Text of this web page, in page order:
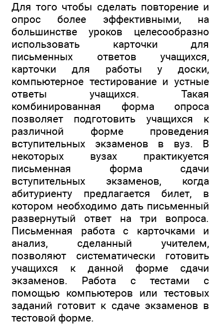
Для того чтобы сделать повторение и
опрос более эффективными, на
большинстве уроков целесообразно
использовать карточки для
письменных ответов учащихся,
карточки для работы у доски,
компьютерное тестирование и устные
ответы учащихся. Такая
комбинированная форма опроса
позволяет подготовить учащихся к
различной форме проведения
вступительных экзаменов в вуз. В
некоторых вузах практикуется
письменная форма сдачи
вступительных экзаменов, когда
абитуриенту предлагается билет, в
котором необходимо дать письменный
развернутый ответ на три вопроса.
Письменная работа с карточками и
анализ, сделанный учителем,
позволяют систематически готовить
учащихся к данной форме сдачи
экзаменов. Работа с тестами с
помощью компьютеров или тестовых
заданий готовит к сдаче экзаменов в
тестовой форме.